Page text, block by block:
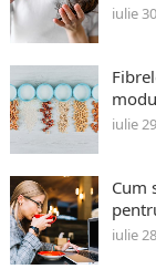
iulie
iulie
Cum
iulie